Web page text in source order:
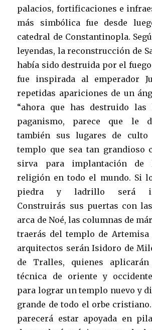
palacios, fortificaciones e
más simbólica fue desde
catedral de Constantinopla.
leyendas, la reconstrucción de
había sido destruida por el fuego
fue inspirada al emperador
repetidas apariciones de un
“ahora que has destruido
paganismo, parece que le
también sus lugares de
templo que sea tan grandioso
sirva para implantación de
religión en todo el mundo. Si
piedra y ladrillo será
Construirás sus puertas con
arca de Noé, las columnas de
traerás del templo de Artemisa
arquitectos serán Isidoro de
de Tralles, quienes
técnica de oriente y
para lograr un templo nuevo y
grande de todo el orbe
parecerá estar apoyada en